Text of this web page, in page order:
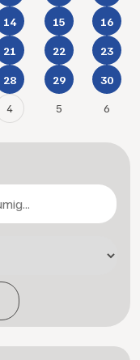
14 15 16
21 22 23
28 29 30
4 5 6